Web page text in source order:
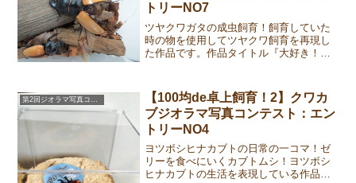
トリーNO7
ツヤクワガタの成虫飼育！飼育していた
時の物を使用してツヤクワ飼育を再現し
た作品です。作品タイトル『大好き！ツ
ました。世界観・・・と言うほど大げさ
な物はありませんがクワガ...
【100均de卓上飼育！2】クワカ
ブジオラマ写真コンテスト：エン
トリーNO4
ヨツボシヒナカブトの日常の一コマ！ゼ
リーを食べにいくカブトムシ！ヨツボシ
ヒナカブトの生活を表現している作品で